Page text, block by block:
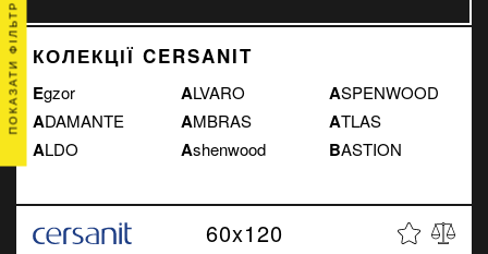
КОЛЕКЦІЇ CERSANIT
Egzor
ADAMANTE
ALDO
ALVARO
AMBRAS
Ashenwood
ASPENWOOD
ATLAS
BASTION
60x120
ПОКАЗАТИ ФІЛЬТР